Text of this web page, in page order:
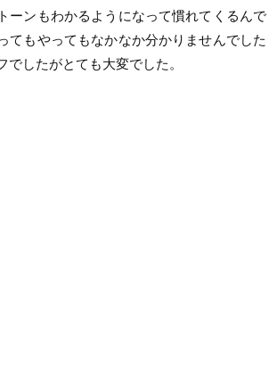
ーンもわかるようになって慣れてくるんで
てもやってもなかなか分かりませんでした
でしたがとても大変でした。